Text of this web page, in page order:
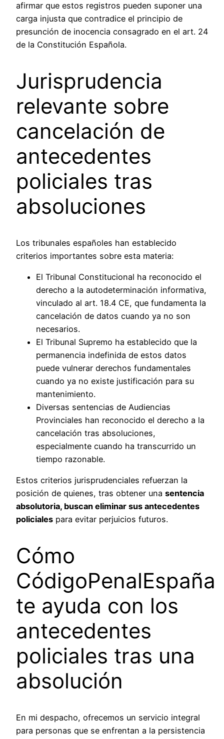
afirmar que estos registros pueden suponer una
carga injusta que contradice el principio de
presunción de inocencia consagrado en el art. 24
de la Constitución Española.
Jurisprudencia
relevante sobre
cancelación de
antecedentes
policiales tras
absoluciones
Los tribunales españoles han establecido
criterios importantes sobre esta materia:
El Tribunal Constitucional ha reconocido el
derecho a la autodeterminación informativa,
vinculado al art. 18.4 CE, que fundamenta la
cancelación de datos cuando ya no son
necesarios.
El Tribunal Supremo ha establecido que la
permanencia indefinida de estos datos
puede vulnerar derechos fundamentales
cuando ya no existe justificación para su
mantenimiento.
Diversas sentencias de Audiencias
Provinciales han reconocido el derecho a la
cancelación tras absoluciones,
especialmente cuando ha transcurrido un
tiempo razonable.
Estos criterios jurisprudenciales refuerzan la
posición de quienes, tras obtener una sentencia
absolutoria, buscan eliminar sus antecedentes
policiales para evitar perjuicios futuros.
Cómo
CódigoPenalEspaña
te ayuda con los
antecedentes
policiales tras una
absolución
En mi despacho, ofrecemos un servicio integral
para personas que se enfrentan a la persistencia